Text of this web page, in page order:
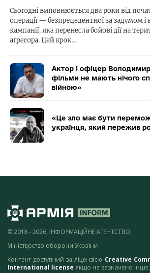
Сьогодні виповнюється два роки від
операції — безпрецедентної за задумом
кампанії, яка перенесла бойові дії на
агресора. Цей крок…
Актор і офіцер
фільми не мають нічого
війною»
«Це зло має бути
українця, який пережив
© 2018 - 2026, ІНФОРМАЦІЙНЕ АГЕНТСТВО,
Міністерство оборони України
Контент доступний за ліцензією Creative
International license якщо не зазначено інше.